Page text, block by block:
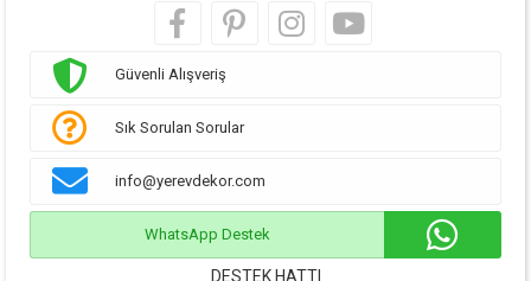
Güvenli Alışveriş
Sık Sorulan Sorular
info@yerevdekor.com
WhatsApp Destek
DESTEK HATTI